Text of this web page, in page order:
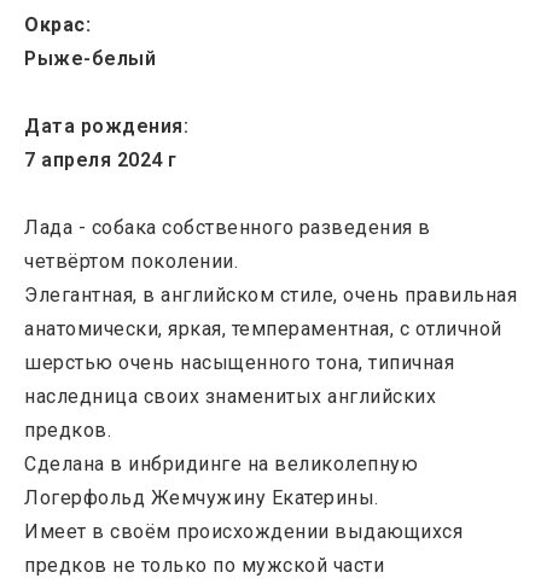
Окрас:
Рыже-белый
Дата рождения:
7 апреля 2024 г
Лада - собака собственного разведения в
четвёртом поколении.
Элегантная, в английском стиле, очень правильная
анатомически, яркая, темпераментная, с отличной
шерстью очень насыщенного тона, типичная
наследница своих знаменитых английских
предков.
Сделана в инбридинге на великолепную
Логерфольд Жемчужину Екатерины.
Имеет в своём происхождении выдающихся
предков не только по мужской части